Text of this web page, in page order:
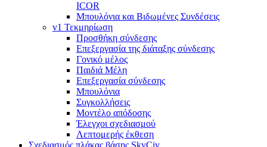
ICOR
Μπουλόνια και Βιδωμένες Συνδέσεις
v1 Τεκμηρίωση
Προσθήκη σύνδεσης
Επεξεργασία της διάταξης σύνδεσης
Γονικό μέλος
Παιδιά Μέλη
Επεξεργασία σύνδεσης
Μπουλόνια
Συγκολλήσεις
Μοντέλο απόδοσης
Έλεγχοι σχεδιασμού
Λεπτομερής έκθεση